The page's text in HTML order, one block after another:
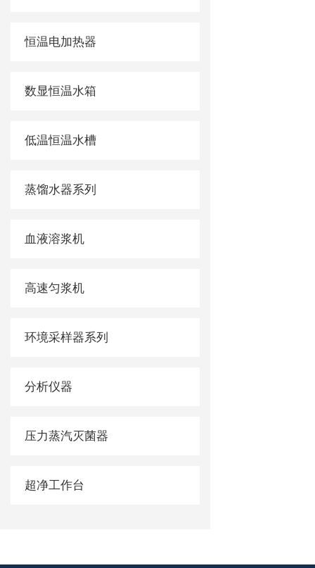
恒温电加热器
数显恒温水箱
低温恒温水槽
蒸馏水器系列
血液溶浆机
高速匀浆机
环境采样器系列
分析仪器
压力蒸汽灭菌器
超净工作台